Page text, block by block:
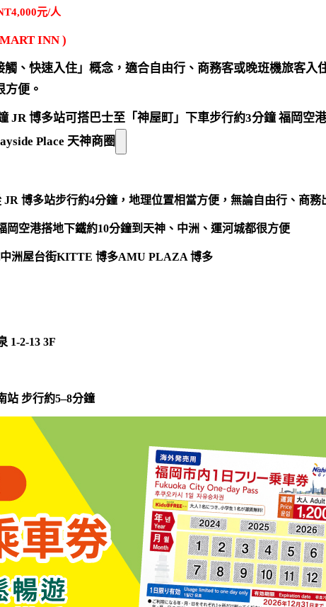
元/人
INN )
、快速入住」概念，適合自由行、商務客或晚班機旅客入
方便。
JR 博多站可搭巴士至「神屋町」下車步行約3分鐘 福岡空
Place 天神商圈
博多站步行約4分鐘，地理位置相當方便，無論自由行、商務
空港搭地下鐵約10分鐘到天神、中洲、運河城都很方便
洲屋台街KITTE 博多AMU PLAZA 博多
1-2-13 3F
站 步行約5–8分鐘